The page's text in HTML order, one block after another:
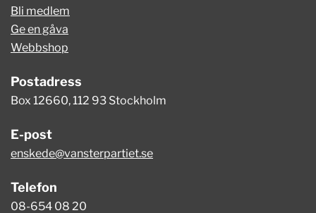
Bli medlem
Ge en gåva
Webbshop
Postadress
Box 12660, 112 93 Stockholm
E-post
enskede@vansterpartiet.se
Telefon
08-654 08 20